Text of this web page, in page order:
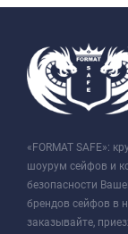
«FORMAT SAFE»:
шоурум сейфов и
безопасности
брендов сейфов в
заказывайте,